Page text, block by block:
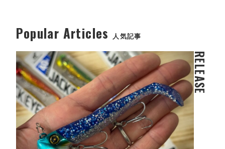
Popular Articles 人気記事
RELEASE